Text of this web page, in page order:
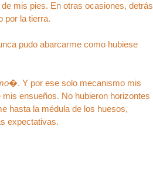
mis pies. En otras ocasiones, detrás
por la tierra.
pudo abarcarme como hubiese
�. Y por ese solo mecanismo mis
ensueños. No hubieron horizontes
hasta la médula de los huesos,
expectativas.